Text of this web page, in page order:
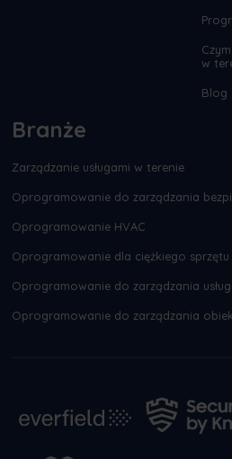
w
Blog
Branże
Zarządzanie usługami w terenie
Oprogramowanie do zarządzania
Oprogramowanie HVAC
Oprogramowanie dla ciężkiego sprzętu
Oprogramowanie do zarządzania
Oprogramowanie do zarządzania